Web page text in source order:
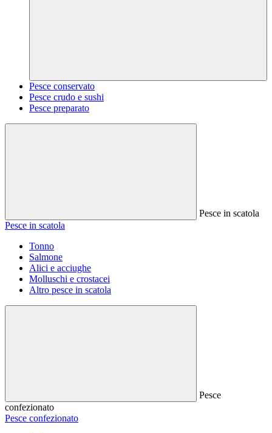
Pesce conservato
Pesce crudo e sushi
Pesce preparato
Pesce in scatola
Pesce in scatola
Tonno
Salmone
Alici e acciughe
Molluschi e crostacei
Altro pesce in scatola
Pesce
confezionato
Pesce confezionato